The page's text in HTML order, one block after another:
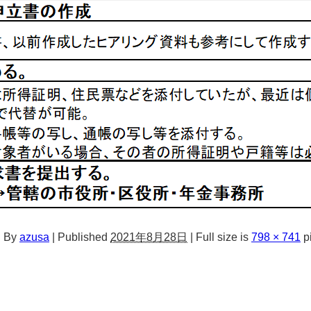
By azusa Published 2021年8月28日 Full size is 798 × 741